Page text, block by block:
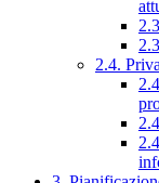
2.4.